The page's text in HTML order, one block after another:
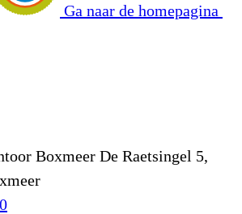
Ga naar de homepagina
Boxmeer De Raetsingel 5,